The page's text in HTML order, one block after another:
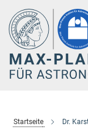
Hauptinhalt
Startseite Dr.